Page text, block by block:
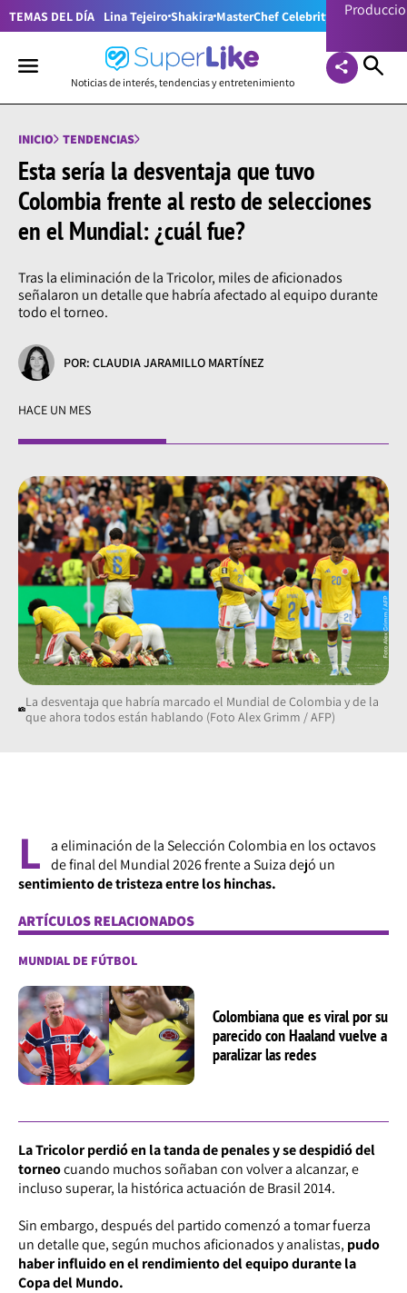
TEMAS DEL DÍA Lina TejeiroShakira MasterChef Celebrity Colombia
Noticias de interés, tendencias y entretenimiento
INICIO TENDENCIAS
Esta sería la desventaja que tuvo
Colombia frente al resto de selecciones
en el Mundial: ¿cuál fue?
Tras la eliminación de la Tricolor, miles de aficionados
señalaron un detalle que habría afectado al equipo durante
todo el torneo.
POR: CLAUDIA JARAMILLO MARTÍNEZ
HACE UN MES
La desventaja que habría marcado el Mundial de Colombia y de la
que ahora todos están hablando (Foto Alex Grimm / AFP)
L
a eliminación de la Selección Colombia en los octavos
de final del Mundial 2026 frente a Suiza dejó un
sentimiento de tristeza entre los hinchas.
ARTÍCULOS RELACIONADOS
MUNDIAL DE FÚTBOL
Colombiana que es viral por su
parecido con Haaland vuelve a
paralizar las redes
La Tricolor perdió en la tanda de penales y se despidió del
torneocuando muchos soñaban con volver a alcanzar, e
incluso superar, la histórica actuación de Brasil 2014.
Sin embargo, después del partido comenzó a tomar fuerza
un detalle que, según muchos aficionados y analistas, pudo
haber influido en el rendimiento del equipo durante la
Copa del Mundo.